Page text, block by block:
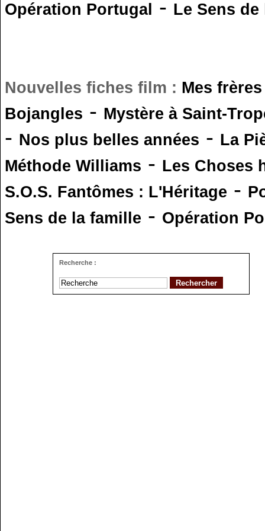
Opération Portugal - Le Sens
Nouvelles fiches film : Mes
Bojangles - Mystère à Saint-
- Nos plus belles années - La
Méthode Williams - Les Choses
S.O.S. Fantômes : L'Héritage -
Sens de la famille - Opération
Recherche :